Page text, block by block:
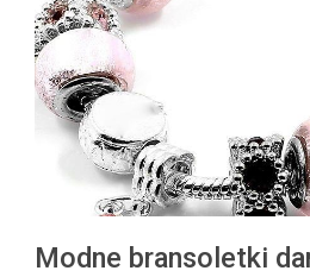
Modne bransoletki